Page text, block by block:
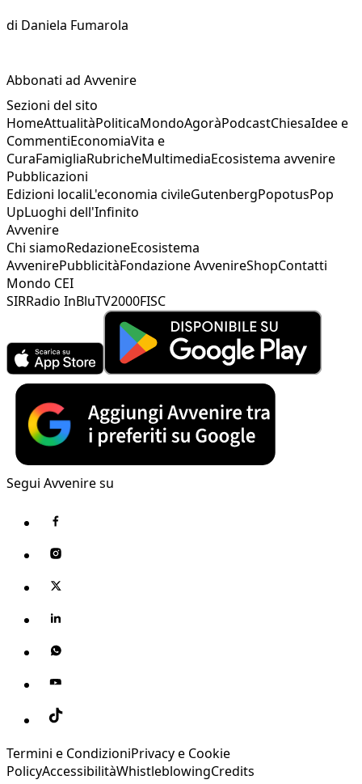
di Daniela Fumarola
Abbonati ad Avvenire
Sezioni del sito
HomeAttualitàPoliticaMondoAgoràPodcastChiesaIdee e
CommentiEconomiaVita e
CuraFamigliaRubricheMultimediaEcosistema avvenire
Pubblicazioni
Edizioni localiL'economia civileGutenbergPopotusPop
UpLuoghi dell'Infinito
Avvenire
Chi siamoRedazioneEcosistema
AvvenirePubblicitàFondazione AvvenireShopContatti
Mondo CEI
SIRRadio InBluTV2000FISC
Segui Avvenire su
Termini e CondizioniPrivacy e Cookie
PolicyAccessibilitàWhistleblowingCredits